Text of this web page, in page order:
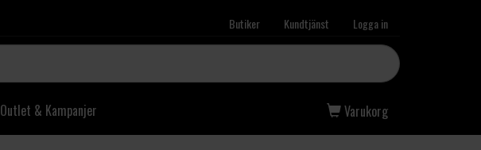
Butiker Kundtjänst Logga in
Outlet & Kampanjer Varukorg